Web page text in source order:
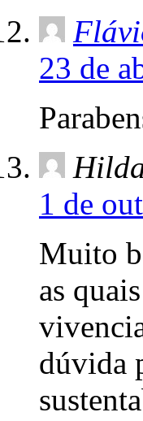
23 de
1 de
Muito
as
dúvida